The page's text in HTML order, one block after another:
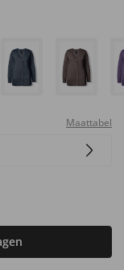
Maattabel